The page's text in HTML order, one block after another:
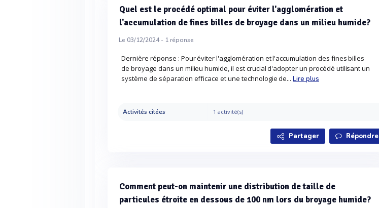
Quel est le procédé optimal pour éviter l'agglomération et
l'accumulation de fines billes de broyage dans un milieu humide?
Le 03/12/2024 - 1réponse
Dernière réponse : Pour éviter l'agglomération et l'accumulation des fines billes
de broyage dans un milieu humide, il est crucial d'adopter un procédé utilisant un
système de séparation efficace et une technologie de...Lire plus
Activités citées 1 activité(s)
Partager Répondre
Comment peut-on maintenir une distribution de taille de
particules étroite en dessous de 100 nm lors du broyage humide?